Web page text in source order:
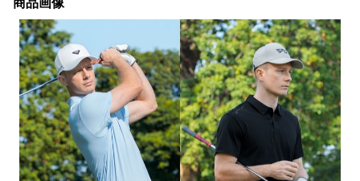
商品画像